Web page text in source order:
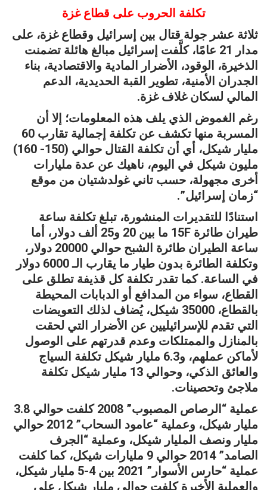
تكلفة الحروب على قطاع غزة
ثلاثة عشر جولة قتال بين إسرائيل وقطاع غزة، على
مدار 21 عامًا، كلَّفت إسرائيل مبالغ هائلة تضمنت
الذخيرة، الوقود، الأضرار المادية والاقتصادية، بناء
الجدران الأمنية، تطوير القبة الحديدية، الدعم
المالي لسكان غلاف غزة.
رغم الغموض الذي يلف هذه المعلومات؛ إلا أن
المسربة منها تكشف عن تكلفة إجمالية تقارب 60
مليار شيكل، أي أن تكلفة القتال حوالي (150- 160)
مليون شيكل في اليوم، ناهيك عن عدة مليارات
أخرى مجهولة، حسب تاني غولدشتيان من موقع
“زمان إسرائيل”.
استنادًا للتقديرات المنشورة، تبلغ تكلفة ساعة
طيران طائرة 15F ما بين 20 و25 ألف دولار، أما
ساعة الطيران طائرة الشبح حوالي 20000 دولار،
وتكلفة الطائرة بدون طيار ما يقارب الـ 6000 دولار
في الساعة. كما تقدر تكلفة كل قذيفة تطلق على
القطاع، سواء من المدافع أو الدبابات المحيطة
بالقطاع، 35000 شيكل، يُضاف لذلك التعويضات
التي تقدم للإسرائيليين عن الأضرار التي لحقت
بالمنازل والممتلكات وعدم قدرتهم على الوصول
لأماكن عملهم، و6.3 مليار شيكل تكلفة السياج
والعائق الذكي، وحوالي 13 مليار شيكل تكلفة
ملاجئ وتحصينات.
عملية “الرصاص المصبوب” 2008 كلفت حوالي 3.8
مليار شيكل، وعملية “عامود السحاب” 2012 حوالي
مليار ونصف المليار شيكل، وعملية “الجرف
الصامد” 2014 حوالي 9 مليارات شيكل، كما كلفت
عملية “حارس الأسوار” 2021 بين 4-5 مليار شيكل،
والعملية الأخيرة كلفت حوالي مليار شيكل على